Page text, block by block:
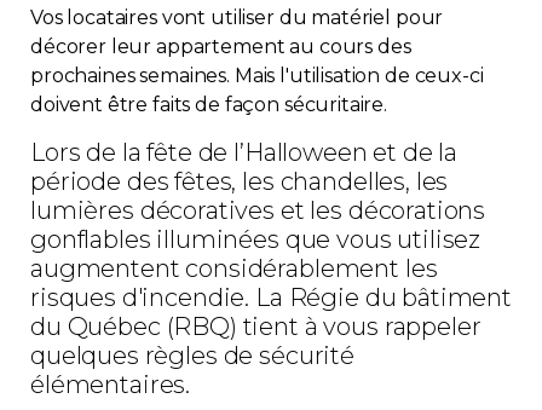
Immobilier
Réglementation
Copropriété
Environnement
Rabais APQ
App APQ
Vos locataires vont utiliser du matériel pour
décorer leur appartement au cours des
prochaines semaines. Mais l'utilisation de ceux-ci
doivent être faits de façon sécuritaire.
Lors de la fête de l’Halloween et de la
période des fêtes, les chandelles, les
lumières décoratives et les décorations
gonflables illuminées que vous utilisez
augmentent considérablement les
risques d'incendie. La Régie du bâtiment
du Québec (RBQ) tient à vous rappeler
quelques règles de sécurité
élémentaires.